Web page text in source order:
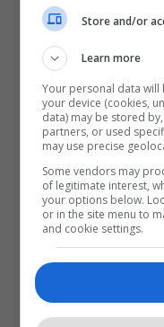
Eurovision Song
Store and/or
Learn more
Your personal data
your device (cookies,
data) may be stored
partners, or used
may use precise
Some vendors may
of legitimate interest,
your options below.
or in the site menu to
and cookie settings.